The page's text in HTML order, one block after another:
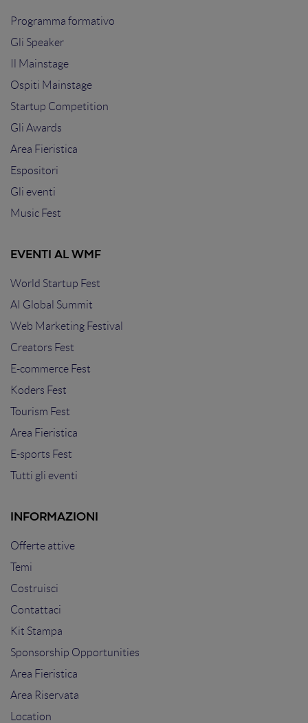
Programma formativo
Gli Speaker
Il Mainstage
Ospiti Mainstage
Startup Competition
Gli Awards
Area Fieristica
Espositori
Gli eventi
Music Fest
EVENTI AL WMF
World Startup Fest
AI Global Summit
Web Marketing Festival
Creators Fest
E-commerce Fest
Koders Fest
Tourism Fest
Area Fieristica
E-sports Fest
Tutti gli eventi
INFORMAZIONI
Offerte attive
Temi
Costruisci
Contattaci
Kit Stampa
Sponsorship Opportunities
Area Fieristica
Area Riservata
Location